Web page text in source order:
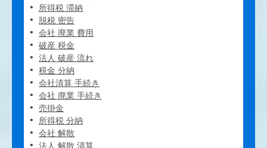
所得税 滞納
脱税 密告
会社 廃業 費用
破産 税金
法人 破産 流れ
税金 分納
会社清算 手続き
会社 廃業 手続き
売掛金
所得税 分納
会社 解散
法人 解散 清算